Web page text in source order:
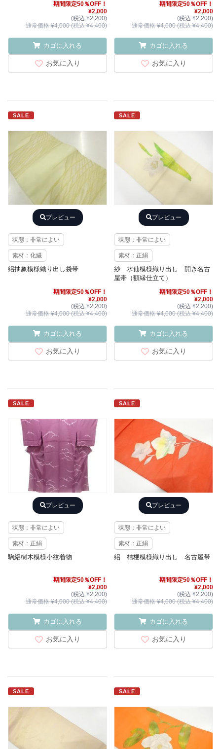
期間限定50％OFF！
¥2,000
(税込 ¥2,200)
通常価格 ¥4,000 (税込 ¥4,400)
カゴに入れる
お気に入り
期間限定50％OFF！
¥2,000
(税込 ¥2,200)
通常価格 ¥4,000 (税込 ¥4,400)
カゴに入れる
お気に入り
SALE
プレビュー
状態：非常によい
素材：化繊
絽抽象模様織り出し袋帯
期間限定50％OFF！
¥2,000
(税込 ¥2,200)
通常価格 ¥4,000 (税込 ¥4,400)
カゴに入れる
お気に入り
SALE
プレビュー
状態：非常によい
素材：正絹
紗 水仙模様織り出し 開き名古
屋帯（額縁仕立て）
期間限定50％OFF！
¥2,000
(税込 ¥2,200)
通常価格 ¥4,000 (税込 ¥4,400)
カゴに入れる
お気に入り
SALE
プレビュー
状態：非常によい
素材：正絹
駒絽樹木模様小紋着物
期間限定50％OFF！
¥2,000
(税込 ¥2,200)
通常価格 ¥4,000 (税込 ¥4,400)
カゴに入れる
お気に入り
SALE
プレビュー
状態：非常によい
素材：正絹
絽 桔梗模様織り出し 名古屋帯
期間限定50％OFF！
¥2,000
(税込 ¥2,200)
通常価格 ¥4,000 (税込 ¥4,400)
カゴに入れる
お気に入り
SALE SALE